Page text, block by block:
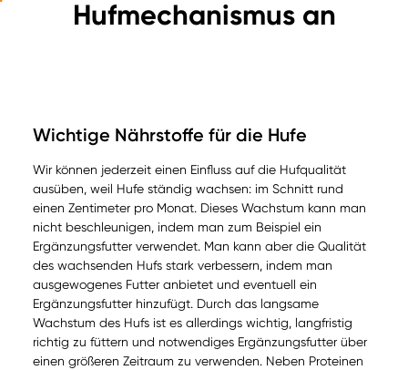
Hufmechanismus an
Wichtige Nährstoffe für die Hufe
Wir können jederzeit einen Einfluss auf die Hufqualität
ausüben, weil Hufe ständig wachsen: im Schnitt rund
einen Zentimeter pro Monat. Dieses Wachstum kann man
nicht beschleunigen, indem man zum Beispiel ein
Ergänzungsfutter verwendet. Man kann aber die Qualität
des wachsenden Hufs stark verbessern, indem man
ausgewogenes Futter anbietet und eventuell ein
Ergänzungsfutter hinzufügt. Durch das langsame
Wachstum des Hufs ist es allerdings wichtig, langfristig
richtig zu füttern und notwendiges Ergänzungsfutter über
einen größeren Zeitraum zu verwenden. Neben Proteinen